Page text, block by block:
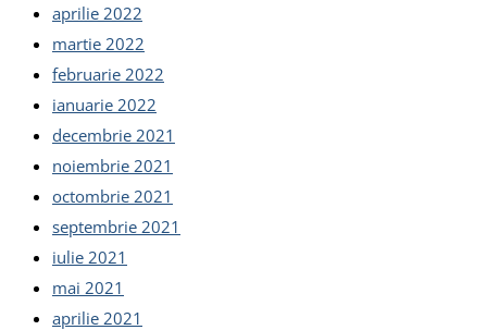
aprilie 2022
martie 2022
februarie 2022
ianuarie 2022
decembrie 2021
noiembrie 2021
octombrie 2021
septembrie 2021
iulie 2021
mai 2021
aprilie 2021